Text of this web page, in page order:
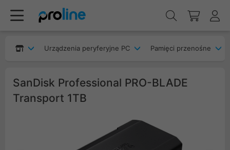
Urządzenia peryferyjne PC Pamięci przenośne
SanDisk Professional PRO-BLADE
Transport 1TB